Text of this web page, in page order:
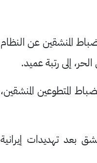
المنشقين عن النظام
إلى رتبة عميد.
المتطوعين المنشقين،
بعد تهديدات إيرانية